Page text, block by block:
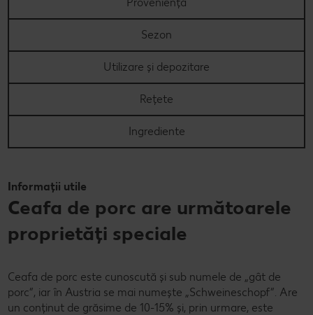
Concursuri online
Revista Kaufland - Acum și pe WhatsApp!
Click & Reserve
Sezon
Utilizare și depozitare
Rețete
Ingrediente
Informații utile
Ceafa de porc are următoarele
proprietăți speciale
Ceafa de porc este cunoscută și sub numele de „gât de
porc”, iar în Austria se mai numește „Schweineschopf”. Are
un conținut de grăsime de 10-15% și, prin urmare, este